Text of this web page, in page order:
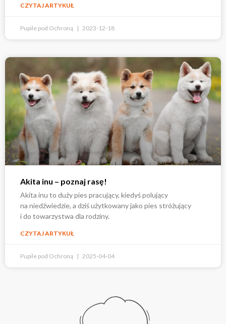
CZYTAJ ARTYKUŁ
Pupile pod Ochroną 2023-12-18
Akita inu – poznaj rasę!
Akita inu to duży pies pracujący, kiedyś polujący
na niedźwiedzie, a dziś użytkowany jako pies stróżujący
i do towarzystwa dla rodziny.
CZYTAJ ARTYKUŁ
Pupile pod Ochroną 2025-04-04